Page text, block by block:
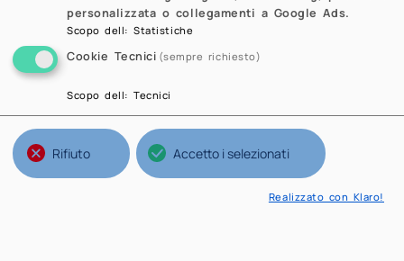
personalizzata o collegamenti a Google Ads.
Scopo dell:Statistiche
Cookie Tecnici (sempre richiesto)
Scopo dell:Tecnici
Rifiuto Accetto i selezionati
Realizzato con Klaro!